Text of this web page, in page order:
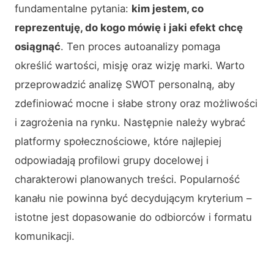
fundamentalne pytania: kim jestem, co
reprezentuję, do kogo mówię i jaki efekt chcę
osiągnąć. Ten proces autoanalizy pomaga
określić wartości, misję oraz wizję marki. Warto
przeprowadzić analizę SWOT personalną, aby
zdefiniować mocne i słabe strony oraz możliwości
i zagrożenia na rynku. Następnie należy wybrać
platformy społecznościowe, które najlepiej
odpowiadają profilowi grupy docelowej i
charakterowi planowanych treści. Popularność
kanału nie powinna być decydującym kryterium –
istotne jest dopasowanie do odbiorców i formatu
komunikacji.